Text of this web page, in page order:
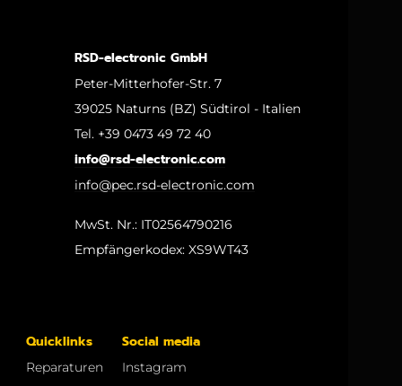
RSD-electronic GmbH
Peter-Mitterhofer-Str. 7
39025 Naturns (BZ) Südtirol - Italien
Tel. +39 0473 49 72 40
info@rsd-electronic.com
info@pec.rsd-electronic.com
MwSt. Nr.: IT02564790216
Empfängerkodex: XS9WT43
Quicklinks
Reparaturen
Social media
Instagram